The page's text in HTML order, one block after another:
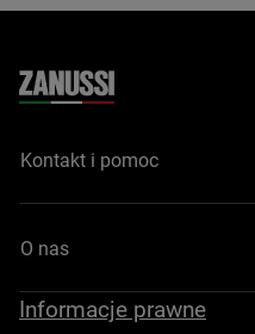
Kontakt i pomoc
O nas
Informacje prawne